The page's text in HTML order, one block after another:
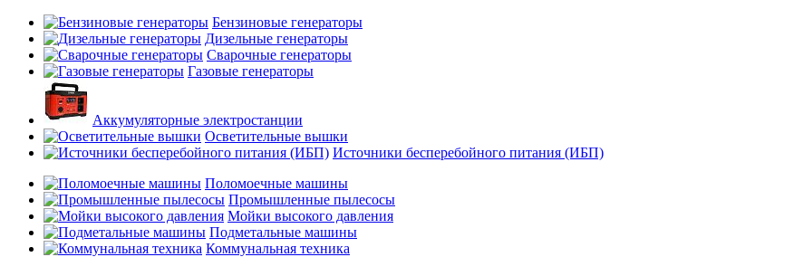
Бензиновые генераторы
Дизельные генераторы
Сварочные генераторы
Газовые генераторы
Аккумуляторные электростанции
Осветительные вышки
Источники бесперебойного питания (ИБП)
Поломоечные машины
Промышленные пылесосы
Мойки высокого давления
Подметальные машины
Коммунальная техника